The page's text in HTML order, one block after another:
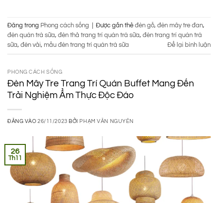
Đăng trong Phong cách sống Được gắn thẻ đèn gỗ, đèn mây tre đan,
đèn quán trà sữa, đèn thả trang trí quán trà sữa, đèn trang trí quán trà
sữa, đèn vải, mẫu đèn trang trí quán trà sữa Để lại bình luận
PHONG CÁCH SỐNG
Đèn Mây Tre Trang Trí Quán Buffet Mang Đến
Trải Nghiệm Ẩm Thực Độc Đáo
ĐĂNG VÀO26/11/2023 BỞI PHẠM VĂN NGUYÊN
26
Th11